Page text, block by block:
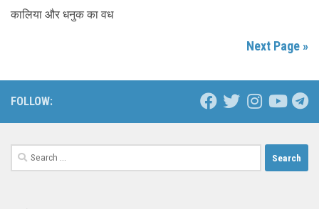
कालिया और धनुक का वध
Next Page »
FOLLOW:
Search
for: